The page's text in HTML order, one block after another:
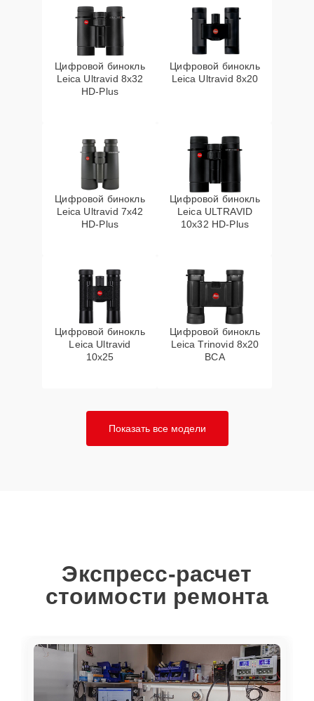
Цифровой бинокль
Leica Ultravid 8x32
HD-Plus
Цифровой бинокль
Leica Ultravid 8x20
Цифровой бинокль
Leica Ultravid 7x42
HD-Plus
Цифровой бинокль
Leica ULTRAVID
10x32 HD-Plus
Цифровой бинокль
Leica Ultravid
10x25
Цифровой бинокль
Leica Trinovid 8x20
BCA
Показать все модели
Экспресс-расчет
стоимости ремонта